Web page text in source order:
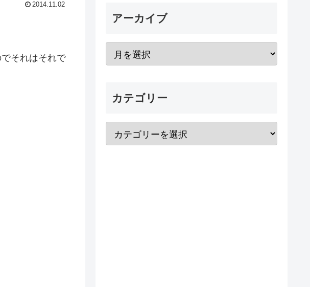
2014.11.02
それはそれで
アーカイブ
カテゴリー